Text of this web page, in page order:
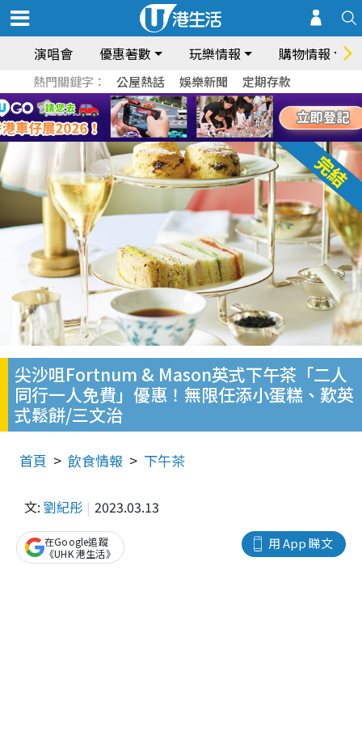
演唱會 優惠著數 玩樂情報 購物情報
熱門關鍵字： 公屋熱話 娛樂新聞 定期存款
尖沙咀Fortnum & Mason英式下午茶「二人
同行一人免費」優惠！無限任添小蛋糕、歎英
式鬆餅/三文治
首頁 飲食情報 下午茶
文: 劉紀彤 2023.03.13
用 App 睇文
在Google追蹤
《UHK 港生活》